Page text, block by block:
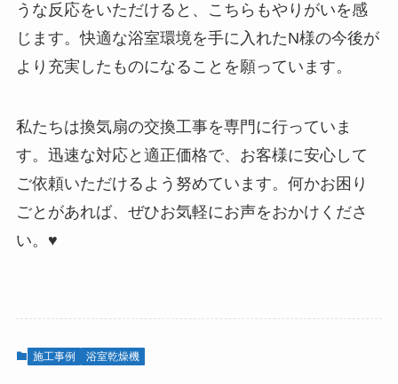
うな反応をいただけると、こちらもやりがいを感
じます。快適な浴室環境を手に入れたN様の今後が
より充実したものになることを願っています。
私たちは換気扇の交換工事を専門に行っていま
す。迅速な対応と適正価格で、お客様に安心して
ご依頼いただけるよう努めています。何かお困り
ごとがあれば、ぜひお気軽にお声をおかけくださ
い。♥
施工事例 浴室乾燥機